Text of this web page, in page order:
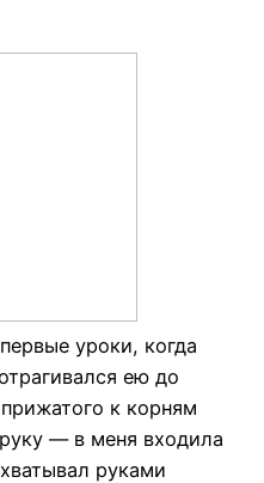
уроки, когда
ею до
к корням
— в меня входила
руками